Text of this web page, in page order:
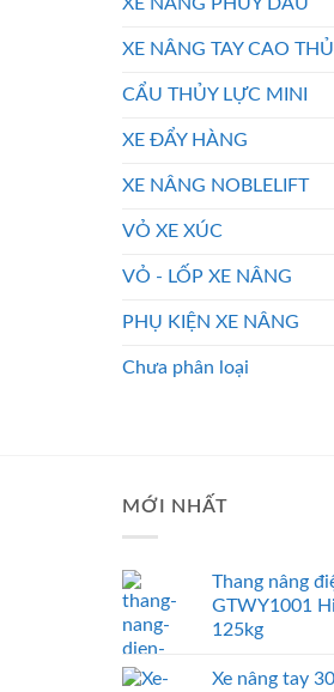
XE NÂNG PHUY DẦU
XE NÂNG TAY CAO
CẨU THỦY LỰC MINI
XE ĐẨY HÀNG
XE NÂNG NOBLELIFT
VỎ XE XÚC
VỎ - LỐP XE NÂNG
PHỤ KIỆN XE NÂNG
Chưa phân loại
MỚI NHẤT
Thang nâng
GTWY1001
125kg
Xe nâng tay